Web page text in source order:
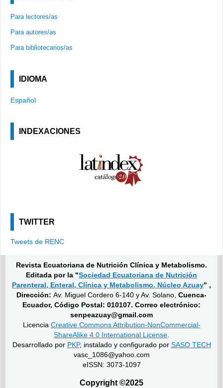
Para lectores/as
Para autores/as
Para bibliotecarios/as
IDIOMA
Español
INDEXACIONES
TWITTER
Tweets de RENC
Revista Ecuatoriana de Nutrición Clínica y Metabolismo.
Editada por la "Sociedad Ecuatoriana de Nutrición
Parenteral, Enteral, Clínica y Metabolismo. Núcleo Azuay" ,
Dirección: Av. Miguel Cordero 6-140 y Av. Solano, Cuenca-
Ecuador, Código Postal: 010107. Correo electrónico:
senpeazuay@gmail.com
Licencia Creative Commons Attribution-NonCommercial-
ShareAlike 4.0 International License
Desarrollado por PKP, instalado y configurado por SASO TECH
vasc_1086@yahoo.com
eISSN: 3073-1097
Copyright ©2025